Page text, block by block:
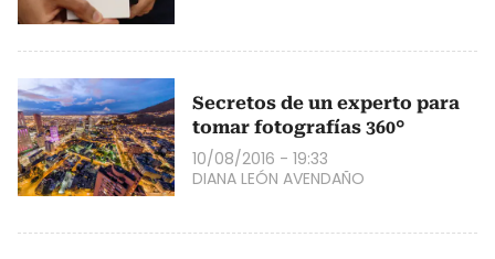
Secretos de un experto para
tomar fotografías 360°
10/08/2016 - 19:33
DIANA LEÓN AVENDAÑO